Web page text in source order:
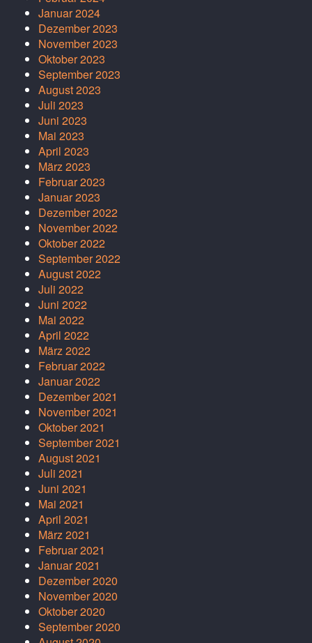
Januar 2024
Dezember 2023
November 2023
Oktober 2023
September 2023
August 2023
Juli 2023
Juni 2023
Mai 2023
April 2023
März 2023
Februar 2023
Januar 2023
Dezember 2022
November 2022
Oktober 2022
September 2022
August 2022
Juli 2022
Juni 2022
Mai 2022
April 2022
März 2022
Februar 2022
Januar 2022
Dezember 2021
November 2021
Oktober 2021
September 2021
August 2021
Juli 2021
Juni 2021
Mai 2021
April 2021
März 2021
Februar 2021
Januar 2021
Dezember 2020
November 2020
Oktober 2020
September 2020